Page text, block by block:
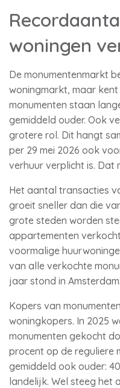
woningen
De monumentenmarkt
woningmarkt, maar
monumenten staan
gemiddeld ouder. Ook
grotere rol. Dit hangt
per 29 mei 2026 ook
verhuur verplicht is. Dat
Het aantal transacties
groeit sneller dan die
grote steden worden
appartementen
voormalige
van alle verkochte
jaar stond in Amsterdam.
Kopers van
woningkopers. In 2025
monumenten gekocht
procent op de reguliere
gemiddeld ook ouder:
landelijk. Wel steeg het